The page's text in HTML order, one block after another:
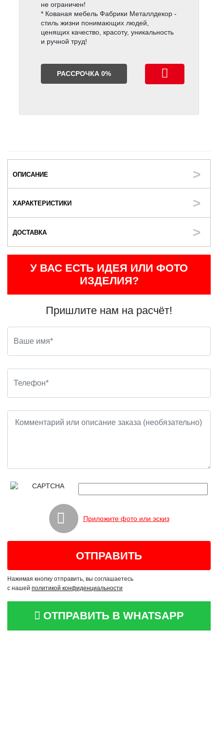
не ограничен!
* Кованая мебель Фабрики Металлдекор -
стиль жизни понимающих людей,
ценящих качество, красоту, уникальность
и ручной труд!
РАССРОЧКА 0%
ОПИСАНИЕ
ХАРАКТЕРИСТИКИ
ДОСТАВКА
У ВАС ЕСТЬ ИДЕЯ ИЛИ ФОТО
ИЗДЕЛИЯ?
Пришлите нам на расчёт!
Приложите фото или эскиз
Нажимая кнопку отправить, вы соглашаетесь
с нашей политикой конфиденциальности
ОТПРАВИТЬ В WHATSAPP